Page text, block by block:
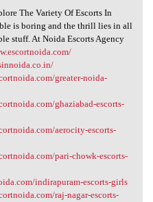
The
The Variety Of Escorts In
is boring and the thrill lies in all
stuff. At Noida Escorts Agency
greater-noida-
ghaziabad-escorts-
aerocity-escorts-
pari-chowk-escorts-
indirapuram-escorts-girls
raj-nagar-escorts-